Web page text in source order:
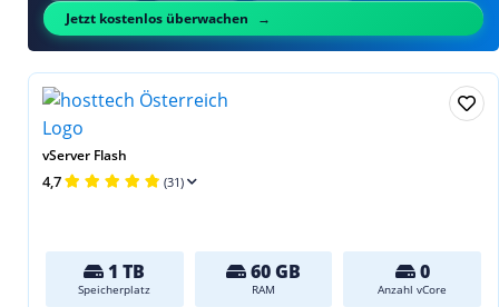
Jetzt kostenlos überwachen
vServer Flash
4,7 (31)
1 TB
Speicherplatz
60 GB
RAM
0
Anzahl vCore